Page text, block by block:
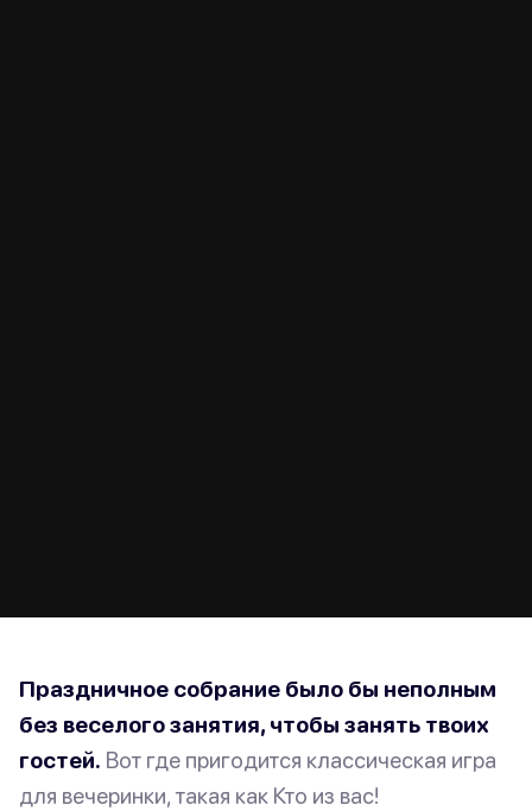
Праздничное собрание было бы неполным
без веселого занятия, чтобы занять твоих
гостей. Вот где пригодится классическая игра
для вечеринки, такая как Кто из вас!